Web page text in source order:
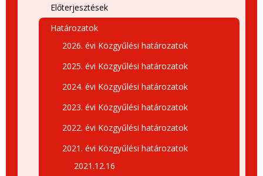
Előterjesztések
Határozatok
2026. évi Közgyűlési határozatok
2025. évi Közgyűlési határozatok
2024. évi Közgyűlési határozatok
2023. évi Közgyűlési határozatok
2022. évi Közgyűlési határozatok
2021. évi Közgyűlési határozatok
2021.12.16